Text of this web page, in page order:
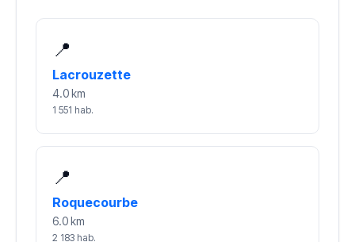
📍
Lacrouzette
4.0 km
1 551 hab.
📍
Roquecourbe
6.0 km
2 183 hab.